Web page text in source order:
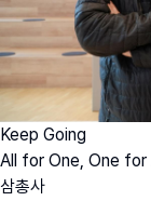
Keep Going
All for One, One for
삼총사